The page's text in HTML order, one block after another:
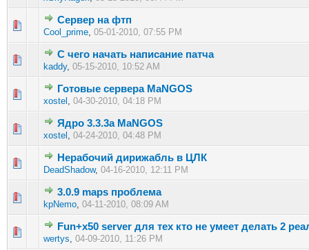
Сервер на фтп
Cool_prime, 05-01-2010, 07:55 PM
1 голос(ов) - 5 из 5 в среднем
1
С чего начать написание патча
kaddy, 05-15-2010, 10:52 AM
1 голос(ов) - 5 из 5 в среднем
12345
Готовые сервера MaNGOS
xostel , 04-30-2010, 04:18 PM
1 голос(ов) - 5 из 5 в среднем
1234 5
Ядро 3.3.3a MaNGOS
xostel , 04-24-2010, 04:48 PM
2 голос(ов) - 5 из 5 в среднем
12345
Нерабочий дирижабль в ЦЛК
DeadShadow, 04-16-2010, 12:11 PM
1 голос(ов) - 5 из 5 в среднем
12345
3.0.9 maps проблема
kpNemo, 04-11-2010, 08:09 AM
1 голос(ов) - 5 из 5 в среднем
12345
Fun+x50 server для тех кто не умеет делать 2
wertys, 04-09-2010, 11:26 PM
1 голос(ов) - 5 из 5 в среднем
1 2345